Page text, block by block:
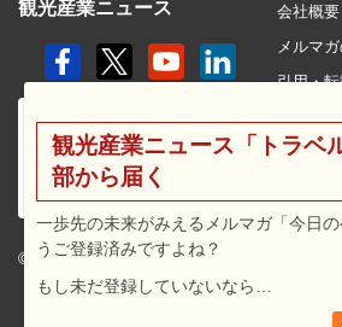
観光産業ニュース
© 2026 travel voice.
会社概要
メルマ
引用・
利用規約
広告メ
観光産業ニュース「トラベ
部から届く
一歩先の未来がみえるメルマガ「今日
うご登録済みですよね？
もし未だ登録していないなら…